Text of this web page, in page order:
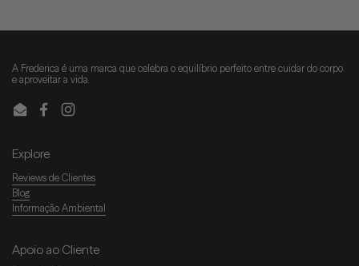
A Frederica é uma marca que celebra o equilíbrio perfeito entre cuidar do corpo
e aproveitar a vida.
EmailFacebookInstagram
Explore
Reviews de Clientes
Blog
Informação Ambiental
Apoio ao Cliente